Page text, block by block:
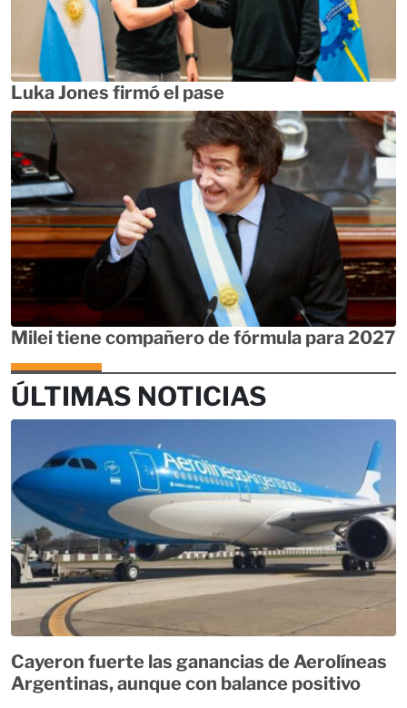
Luka Jones firmó el pase
Milei tiene compañero de fórmula para 2027
ÚLTIMAS NOTICIAS
Cayeron fuerte las ganancias de Aerolíneas
Argentinas, aunque con balance positivo